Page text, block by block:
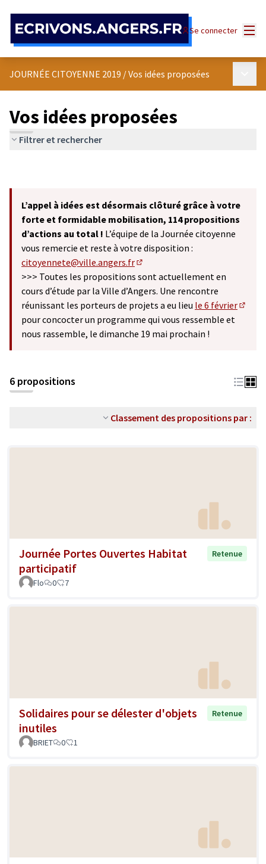
Se connecter
JOURNÉE CITOYENNE 2019 /Vos idées proposées
Vos idées proposées
Filtrer et rechercher
L’appel à idées est désormais clôturé grâce à votre
forte et formidable mobilisation, 114 propositions
d’actions au total ! L’équipe de la Journée citoyenne
vous remercie et reste à votre disposition :
citoyennete@ville.angers.fr
(S'ouvre dans un nouvel onglet)
>>> Toutes les propositions sont actuellement en
cours d’étude par la Ville d’Angers. Une rencontre
réunissant les porteurs de projets a eu lieu le 6 février
pour concocter un programme qui vous ressemble et
nous rassemble, le dimanche 19 mai prochain !
6 propositions
Classement des propositions par :
Journée Portes Ouvertes Habitat
participatif
Retenue
Flo 0 7
Solidaires pour se délester d'objets
inutiles
Retenue
BRIET 0 1